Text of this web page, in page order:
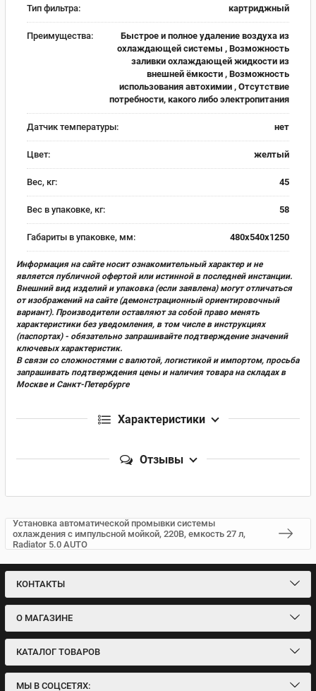
Тип фильтра: картриджный
Преимущества:
Быстрое и полное удаление воздуха из
охлаждающей системы , Возможность
заливки охлаждающей жидкости из
внешней ёмкости , Возможность
использования автохимии , Отсутствие
потребности, какого либо электропитания
Датчик температуры: нет
Цвет: желтый
Вес, кг: 45
Вес в упаковке, кг: 58
Габариты в упаковке, мм: 480х540х1250
Информация на сайте носит ознакомительный характер и не
является публичной офертой или истинной в последней инстанции.
Внешний вид изделий и упаковка (если заявлена) могут отличаться
от изображений на сайте (демонстрационный ориентировочный
вариант). Производители оставляют за собой право менять
характеристики без уведомления, в том числе в инструкциях
(паспортах) - обязательно запрашивайте подтверждение значений
ключевых характеристик.
В связи со сложностями с валютой, логистикой и импортом, просьба
запрашивать подтверждения цены и наличия товара на складах в
Москве и Санкт-Петербурге
Характеристики
Отзывы
Установка автоматической промывки системы
охлаждения с импульсной мойкой, 220В, емкость 27 л,
Radiator 5.0 AUTO
КОНТАКТЫ
О МАГАЗИНЕ
КАТАЛОГ ТОВАРОВ
МЫ В СОЦСЕТЯХ: